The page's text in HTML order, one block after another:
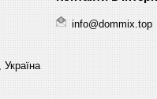
info@dommix.top